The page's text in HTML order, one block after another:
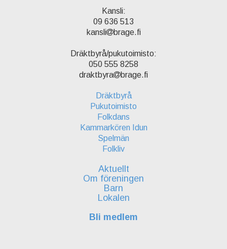
Kansli:
09 636 513
kansli
brage.fi
Dräktbyrå/pukutoimisto:
050 555 8258
draktbyra
brage.fi
Dräktbyrå
Pukutoimisto
Folkdans
Kammarkören Idun
Spelmän
Folkliv
Aktuellt
Om föreningen
Barn
Lokalen
Bli medlem